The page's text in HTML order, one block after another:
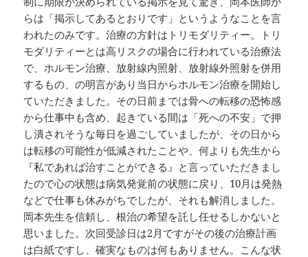
らは「掲示してあるとおりです」というようなことを言
われたのみです。治療の方針はトリモダリティー。トリ
モダリティーとは高リスクの場合に行われている治療法
で、ホルモン治療、放射線内照射、放射線外照射を併用
するもの、の明言があり当日からホルモン治療を開始し
ていただきました。その日前までは骨への転移の恐怖感
から仕事中も含め、起きている間は「死への不安」で押
し潰されそうな毎日を過ごしていましたが、その日から
は転移の可能性が低減されたことや、何よりも先生から
『私であれば治すことができる』と言っていただきまし
たので心の状態は病気発覚前の状態に戻り、10月は発熱
などで仕事も休みがちでしたが、それも解消しました。
岡本先生を信頼し、根治の希望を託し任せるしかないと
思いました。次回受診日は2月ですがその後の治療計画
は白紙ですし、確実なものは何もありません。こんな状